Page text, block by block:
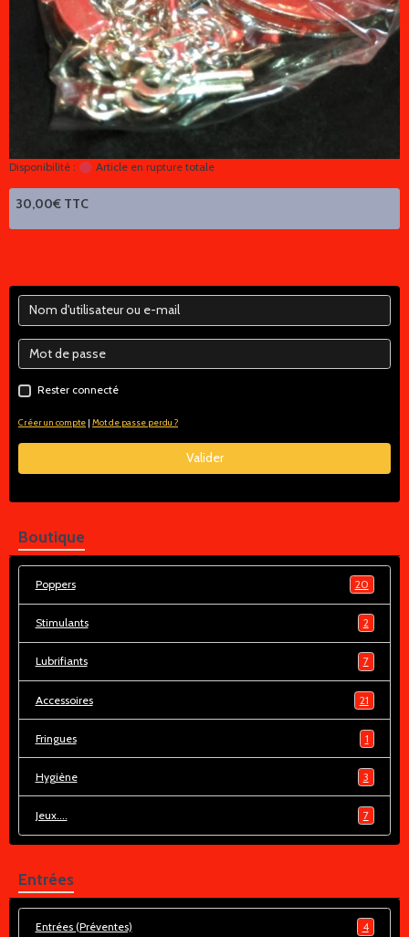
Disponibilité : Article en rupture totale
30,00€ TTC
Rester connecté
Créer un compte | Mot de passe perdu ?
Valider
Boutique
Poppers 20
Stimulants 2
Lubrifiants 7
Accessoires 21
Fringues 1
Hygiène 3
Jeux.... 7
Entrées
Entrées (Préventes) 4